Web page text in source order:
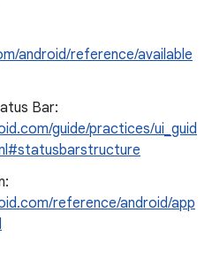
android/reference/available
Bar:
guide/practices/ui_guid
reference/android/app